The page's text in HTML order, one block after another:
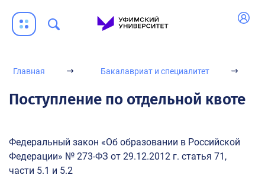
Порядок учета индивидуальных достижений
Стоимость образовательных услуг
Образец договора об оказании платных образовательных
услуг
Отдел сопровождения платного обучения
Заключение договора полностью в электронном виде
Главная Бакалавриат и специалитет
Поступление по отдельной квоте
Федеральный закон «Об образовании в Российской
Федерации» № 273-ФЗ от 29.12.2012 г. статья 71,
части 5.1 и 5.2